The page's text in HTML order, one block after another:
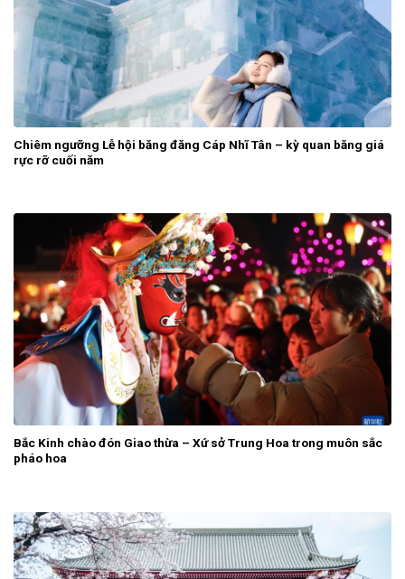
Chiêm ngưỡng Lễ hội băng đăng Cáp Nhĩ Tân – kỳ quan băng giá
rực rỡ cuối năm
Bắc Kinh chào đón Giao thừa – Xứ sở Trung Hoa trong muôn sắc
pháo hoa